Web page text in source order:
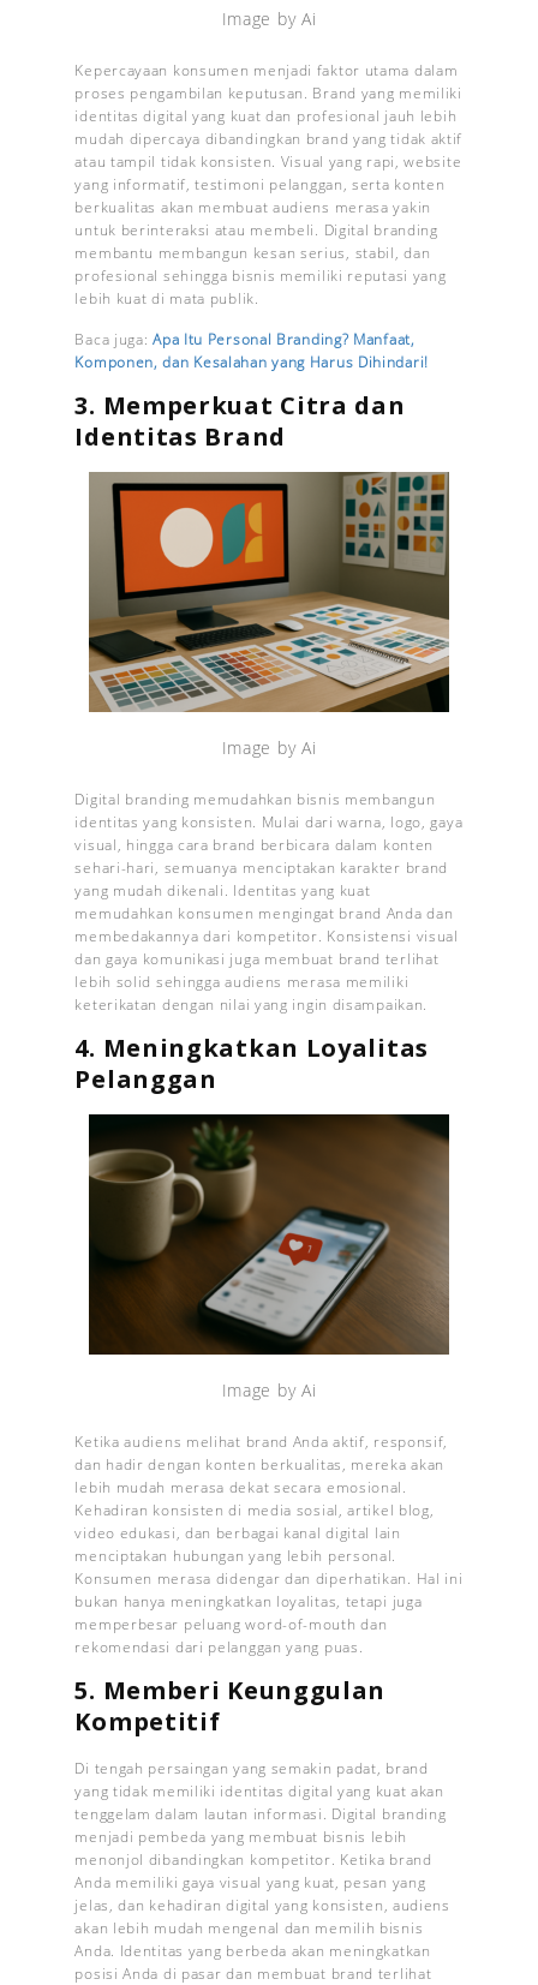
Image by Ai
Kepercayaan konsumen menjadi faktor utama dalam
proses pengambilan keputusan. Brand yang memiliki
identitas digital yang kuat dan profesional jauh lebih
mudah dipercaya dibandingkan brand yang tidak aktif
atau tampil tidak konsisten. Visual yang rapi, website
yang informatif, testimoni pelanggan, serta konten
berkualitas akan membuat audiens merasa yakin
untuk berinteraksi atau membeli. Digital branding
membantu membangun kesan serius, stabil, dan
profesional sehingga bisnis memiliki reputasi yang
lebih kuat di mata publik.
Baca juga:Apa Itu Personal Branding? Manfaat,
Komponen, dan Kesalahan yang Harus Dihindari!
3. Memperkuat Citra dan
Identitas Brand
Image by Ai
Digital branding memudahkan bisnis membangun
identitas yang konsisten. Mulai dari warna, logo, gaya
visual, hingga cara brand berbicara dalam konten
sehari-hari, semuanya menciptakan karakter brand
yang mudah dikenali. Identitas yang kuat
memudahkan konsumen mengingat brand Anda dan
membedakannya dari kompetitor. Konsistensi visual
dan gaya komunikasi juga membuat brand terlihat
lebih solid sehingga audiens merasa memiliki
keterikatan dengan nilai yang ingin disampaikan.
4. Meningkatkan Loyalitas
Pelanggan
Image by Ai
Ketika audiens melihat brand Anda aktif, responsif,
dan hadir dengan konten berkualitas, mereka akan
lebih mudah merasa dekat secara emosional.
Kehadiran konsisten di media sosial, artikel blog,
video edukasi, dan berbagai kanal digital lain
menciptakan hubungan yang lebih personal.
Konsumen merasa didengar dan diperhatikan. Hal ini
bukan hanya meningkatkan loyalitas, tetapi juga
memperbesar peluang word-of-mouth dan
rekomendasi dari pelanggan yang puas.
5. Memberi Keunggulan
Kompetitif
Di tengah persaingan yang semakin padat, brand
yang tidak memiliki identitas digital yang kuat akan
tenggelam dalam lautan informasi. Digital branding
menjadi pembeda yang membuat bisnis lebih
menonjol dibandingkan kompetitor. Ketika brand
Anda memiliki gaya visual yang kuat, pesan yang
jelas, dan kehadiran digital yang konsisten, audiens
akan lebih mudah mengenal dan memilih bisnis
Anda. Identitas yang berbeda akan meningkatkan
posisi Anda di pasar dan membuat brand terlihat